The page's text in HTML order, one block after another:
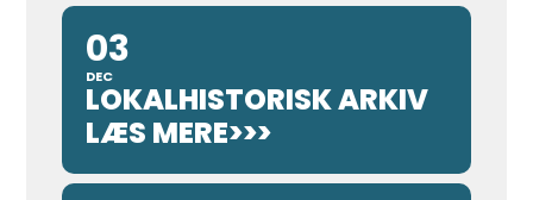
03
DEC
LOKALHISTORISK ARKIV
LÆS MERE>>>